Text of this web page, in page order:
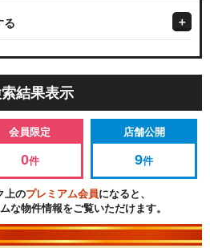
る
結果表示
会員限定
0件
店舗公開
9件
上のプレミアム会員になると、
な物件情報をご覧いただけます。